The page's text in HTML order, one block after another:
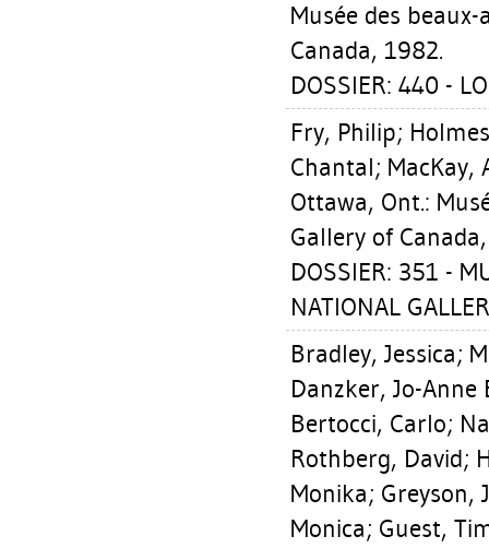
Musée des
Canada, 1982.
DOSSIER: 440 -
Fry, Philip;
Chantal; MacKay,
Ottawa, Ont.:
Gallery of
DOSSIER: 351 -
NATIONAL
Bradley, Jessica;
Danzker, Jo-Anne
Bertocci, Carlo;
Rothberg, David;
Monika; Greyson,
Monica; Guest,